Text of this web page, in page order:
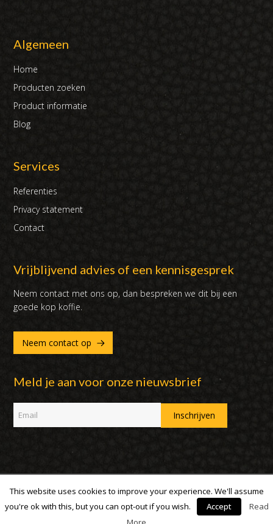
Algemeen
Home
Producten zoeken
Product informatie
Blog
Services
Referenties
Privacy statement
Contact
Vrijblijvend advies of een kennisgesprek
Neem contact met ons op, dan bespreken we dit bij een
goede kop koffie.
Neem contact op
Meld je aan voor onze nieuwsbrief
Copyright 2007 - 2019 | DUX International B.V. | Alle rechten
voorbehouden
This website uses cookies to improve your experience. We'll assume
you're ok with this, but you can opt-out if you wish.
Accept
Read